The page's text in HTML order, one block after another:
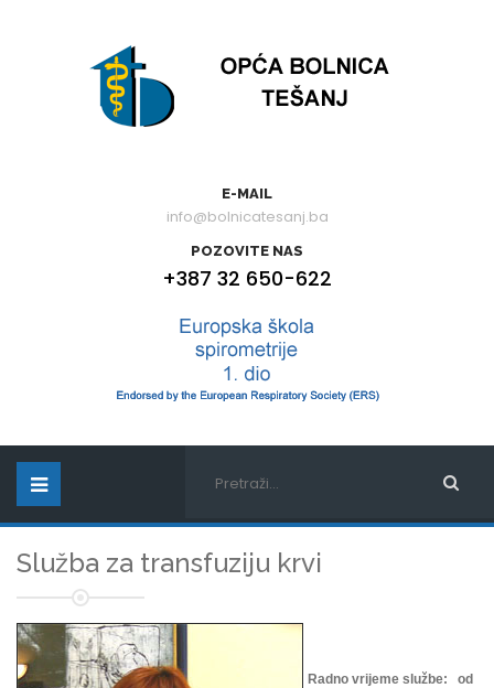
E-MAIL
info@bolnicatesanj.ba
POZOVITE NAS
+387 32 650-622
Služba za transfuziju krvi
Radno vrijeme službe: od